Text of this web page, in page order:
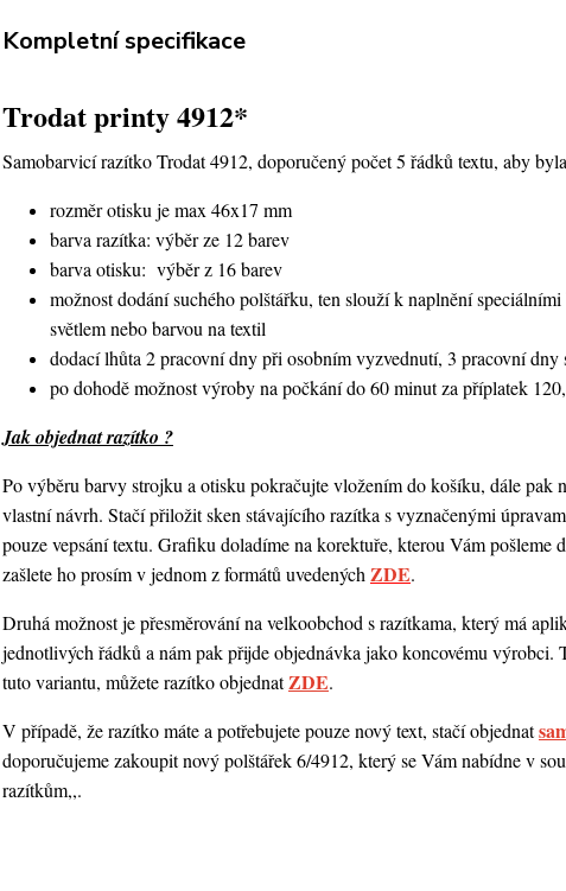
Kompletní specifikace
Trodat printy 4912*
Samobarvicí razítko Trodat 4912, doporučený počet 5 řádků textu, aby
rozměr otisku je max 46x17 mm
barva razítka: výběr ze 12 barev
barva otisku: výběr z 16 barev
možnost dodání suchého polštářku, ten slouží k naplnění
světlem nebo barvou na textil
dodací lhůta 2 pracovní dny při osobním vyzvednutí, 3 pracovní dny
po dohodě možnost výroby na počkání do 60 minut za příplatek
Jak objednat razítko ?
Po výběru barvy strojku a otisku pokračujte vložením do košíku, dále pak
vlastní návrh. Stačí přiložit sken stávajícího razítka s vyznačenými
pouze vepsání textu. Grafiku doladíme na korektuře, kterou Vám
zašlete ho prosím v jednom z formátů uvedených ZDE.
Druhá možnost je přesměrování na velkoobchod s razítkama, který má
jednotlivých řádků a nám pak přijde objednávka jako koncovému
tuto variantu, můžete razítko objednatZDE.
V případě, že razítko máte a potřebujete pouze nový text, stačí objednat
doporučujeme zakoupit nový polštářek 6/4912, který se Vám nabídne v
razítkům,,.